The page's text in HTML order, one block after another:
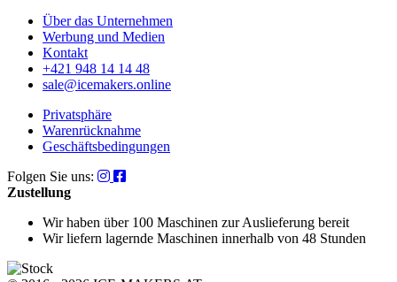
Über das Unternehmen
Werbung und Medien
Kontakt
+421 948 14 14 48
sale@icemakers.online
Privatsphäre
Warenrücknahme
Geschäftsbedingungen
Folgen Sie uns:
Zustellung
Wir haben über 100 Maschinen zur Auslieferung bereit
Wir liefern lagernde Maschinen innerhalb von 48 Stunden